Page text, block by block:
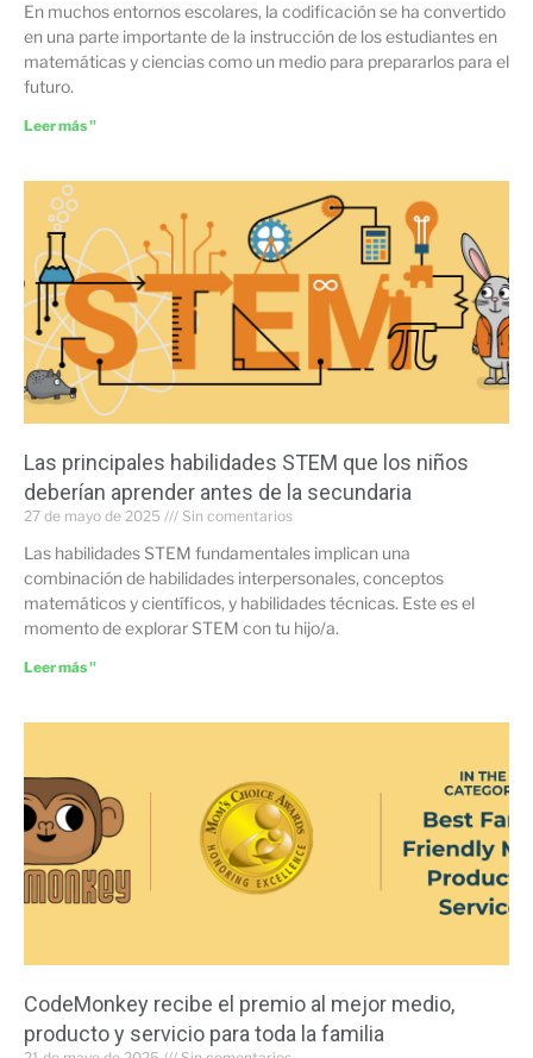
En muchos entornos escolares, la codificación se ha convertido
en una parte importante de la instrucción de los estudiantes en
matemáticas y ciencias como un medio para prepararlos para el
futuro.
Leer más "
Las principales habilidades STEM que los niños
deberían aprender antes de la secundaria
27 de mayo de 2025 Sin comentarios
Las habilidades STEM fundamentales implican una
combinación de habilidades interpersonales, conceptos
matemáticos y científicos, y habilidades técnicas. Este es el
momento de explorar STEM con tu hijo/a.
Leer más "
CodeMonkey recibe el premio al mejor medio,
producto y servicio para toda la familia